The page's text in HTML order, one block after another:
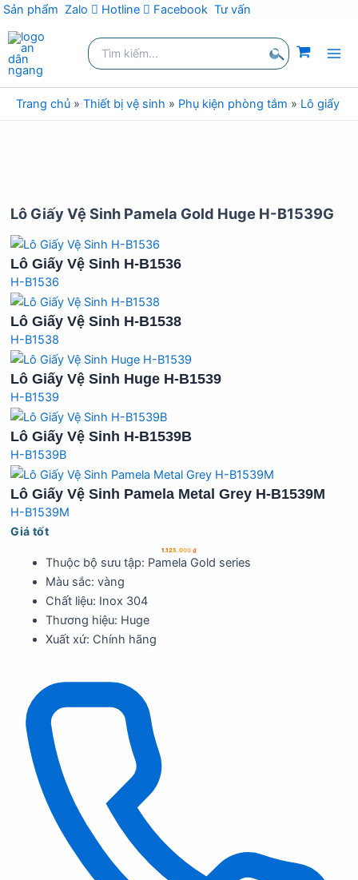
Sản phẩm Zalo Hotline Facebook Tư vấn
Nhảy
tới
nội
dung
Tìm
kiếm:
kiếm
Trang chủ » Thiết bị vệ sinh » Phụ kiện phòng tắm » Lô giấy
Lô Giấy Vệ Sinh Pamela Gold Huge H-B1539G
Lô Giấy Vệ Sinh H-B1536
H-B1536
Lô Giấy Vệ Sinh H-B1538
H-B1538
Lô Giấy Vệ Sinh Huge H-B1539
H-B1539
Lô Giấy Vệ Sinh H-B1539B
H-B1539B
Lô Giấy Vệ Sinh Pamela Metal Grey H-B1539M
H-B1539M
Giá tốt
1.125.000 ₫
Thuộc bộ sưu tập: Pamela Gold series
Màu sắc: vàng
Chất liệu: Inox 304
Thương hiệu: Huge
Xuất xứ: Chính hãng